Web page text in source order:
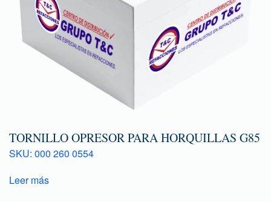
TORNILLO OPRESOR PARA HORQUILLAS G85
SKU: 000 260 0554
Leer más